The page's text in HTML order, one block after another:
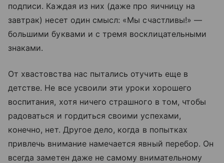
подписи. Каждая из них (даже про яичницу на
завтрак) несет один смысл: «Мы счастливы!» —
большими буквами и с тремя восклицательными
знаками.
От хвастовства нас пытались отучить еще в
детстве. Не все усвоили эти уроки хорошего
воспитания, хотя ничего страшного в том, чтобы
радоваться и гордиться своими успехами,
конечно, нет. Другое дело, когда в попытках
привлечь внимание намечается явный перебор. Он
всегда заметен даже не самому внимательному